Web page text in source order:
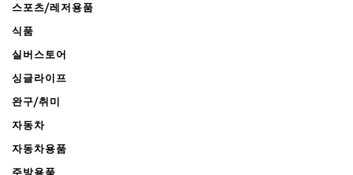
스포츠/레저용품
식품
실버스토어
싱글라이프
완구/취미
자동차
자동차용품
주방용품